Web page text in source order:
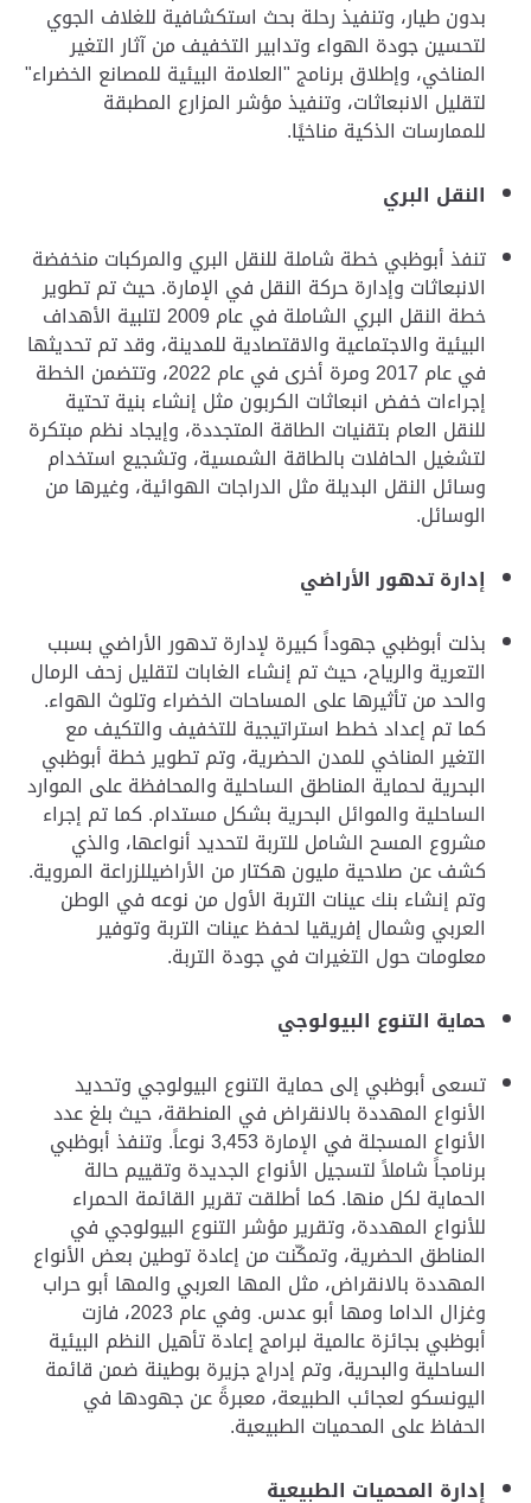
بدون طيار، وتنفيذ رحلة بحث استكشافية للغلاف الجوي
لتحسين جودة الهواء وتدابير التخفيف من آثار التغير
المناخي، وإطلاق برنامج "العلامة البيئية للمصانع الخضراء"
لتقليل الانبعاثات، وتنفيذ مؤشر المزارع المطبقة
للممارسات الذكية مناخيًا.
النقل البري
تنفذ أبوظبي خطة شاملة للنقل البري والمركبات منخفضة
الانبعاثات وإدارة حركة النقل في الإمارة. حيث تم تطوير
خطة النقل البري الشاملة في عام 2009 لتلبية الأهداف
البيئية والاجتماعية والاقتصادية للمدينة، وقد تم تحديثها
في عام 2017 ومرة أخرى في عام 2022، وتتضمن الخطة
إجراءات خفض انبعاثات الكربون مثل إنشاء بنية تحتية
للنقل العام بتقنيات الطاقة المتجددة، وإيجاد نظم مبتكرة
لتشغيل الحافلات بالطاقة الشمسية، وتشجيع استخدام
وسائل النقل البديلة مثل الدراجات الهوائية، وغيرها من
الوسائل.
إدارة تدهور الأراضي
بذلت أبوظبي جهوداً كبيرة لإدارة تدهور الأراضي بسبب
التعرية والرياح، حيث تم إنشاء الغابات لتقليل زحف الرمال
والحد من تأثيرها على المساحات الخضراء وتلوث الهواء.
كما تم إعداد خطط استراتيجية للتخفيف والتكيف مع
التغير المناخي للمدن الحضرية، وتم تطوير خطة أبوظبي
البحرية لحماية المناطق الساحلية والمحافظة على الموارد
الساحلية والموائل البحرية بشكل مستدام. كما تم إجراء
مشروع المسح الشامل للتربة لتحديد أنواعها، والذي
كشف عن صلاحية مليون هكتار من الأراضيللزراعة المروية.
وتم إنشاء بنك عينات التربة الأول من نوعه في الوطن
العربي وشمال إفريقيا لحفظ عينات التربة وتوفير
معلومات حول التغيرات في جودة التربة.
حماية التنوع البيولوجي
تسعى أبوظبي إلى حماية التنوع البيولوجي وتحديد
الأنواع المهددة بالانقراض في المنطقة، حيث بلغ عدد
الأنواع المسجلة في الإمارة3,453نوعاً. وتنفذ أبوظبي
برنامجاً شاملاً لتسجيل الأنواع الجديدة وتقييم حالة
الحماية لكل منها. كما أطلقت تقرير القائمة الحمراء
للأنواع المهددة، وتقرير مؤشر التنوع البيولوجي في
المناطق الحضرية، وتمكّنت من إعادة توطين بعض الأنواع
المهددة بالانقراض، مثل المها العربي والمها أبو حراب
وغزال الداما ومها أبو عدس. وفي عام 2023، فازت
أبوظبي بجائزة عالمية لبرامج إعادة تأهيل النظم البيئية
الساحلية والبحرية، وتم إدراج جزيرة بوطينة ضمن قائمة
اليونسكو لعجائب الطبيعة، معبرةً عن جهودها في
الحفاظ على المحميات الطبيعية.
إدارة المحميات الطبيعية